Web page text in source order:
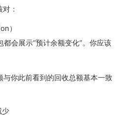
：
）
会展示“预计余额变化”。你应该
与你此前看到的回收总额基本一致
少